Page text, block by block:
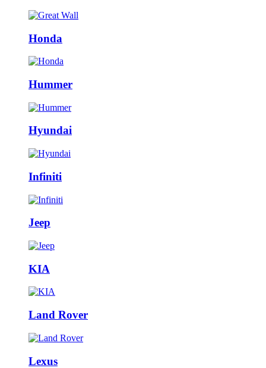
Honda
Hummer
Hyundai
Infiniti
Jeep
KIA
Land Rover
Lexus